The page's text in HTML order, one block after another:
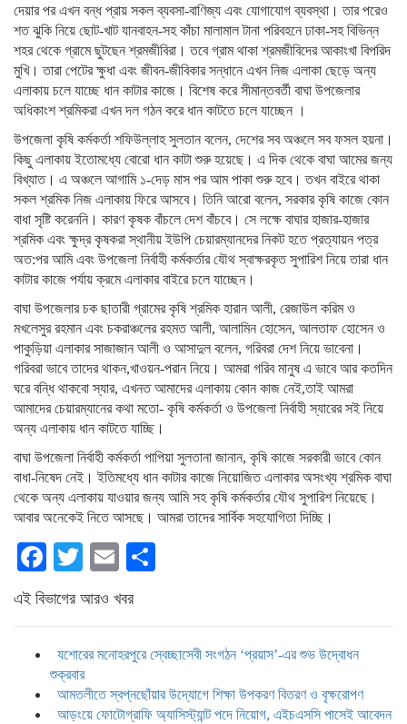
দেয়ার পর এখন বন্ধ প্রায় সকল ব্যবসা-বাণিজ্য এবং যোগাযোগ ব্যবস্থা। তার পরেও
শত ঝুকি নিয়ে ছোট-খাট যানবাহন-সহ কাঁচা মালামাল টানা পরিবহনে ঢাকা-সহ বিভিন্ন
শহর থেকে গ্রামে ছুটছেন শ্রমজীবিরা। তবে গ্রাম থাকা শ্রমজীবিদের আকাংখা বিপরিদ
মুখি। তারা পেটের ক্ষুধা এবং জীবন-জীবিকার সন্ধানে এখন নিজ এলাকা ছেড়ে অন্য
এলাকায় চলে যাচ্ছে ধান কাটার কাজে। বিশেষ করে সীমান্তবর্তী বাঘা উপজেলার
অধিকাংশ শ্রমিকরা এখন দল গঠন করে ধান কাটতে চলে যাচ্ছেন ।
উপজেলা কৃষি কর্মকর্তা শফিউল্লাহ সুলতান বলেন, দেশের সব অঞ্চলে সব ফসল হয়না।
কিছু এলাকায় ইতোমধ্যে বোরো ধান কাটা শুরু হয়েছে। এ দিক থেকে বাঘা আমের জন্য
বিখ্যাত। এ অঞ্চলে আগামি ১-দেড় মাস পর আম পাকা শুরু হবে। তখন বাইরে থাকা
সকল শ্রমিক নিজ এলাকায় ফিরে আসবে। তিনি আরো বলেন, সরকার কৃষি কাজে কোন
বাধা সৃষ্টি করেননি। কারণ কৃষক বাঁচলে দেশ বাঁচবে। সে লক্ষে বাঘার হাজার-হাজার
শ্রমিক এবং ক্ষুদ্র কৃষকরা স্থানীয় ইউপি চেয়ারম্যানদের নিকট হতে প্রত্যায়ন পত্র
অত:পর আমি এবং উপজেলা নির্বাহী কর্মকর্তার যৌথ স্বাক্ষরকৃত সুপারিশ নিয়ে তারা ধান
কাটার কাজে পর্যায় ক্রমে এলাকার বাইরে চলে যাচ্ছেন।
বাঘা উপজেলার চক ছাতারী গ্রামের কৃষি শ্রমিক হারান আলী, রেজাউল করিম ও
মখলেসুর রহমান এবং চকরাঞ্চলের রহমত আলী, আলামিন হোসেন, আলতাফ হোসেন ও
পাকুড়িয়া এলাকার সাজাজান আলী ও আসাদুল বলেন, গরিবরা দেশ নিয়ে ভাবেনা।
গরিবরা ভাবে তাদের থাকন,খাওয়ন-পরান নিয়ে। আমরা গরিব মানুষ এ ভাবে আর কতদিন
ঘরে বন্ধি থাকবো স্যার, এখনত আমাদের এলাকায় কোন কাজ নেই,তাই আমরা
আমাদের চেয়ারম্যানের কথা মতো- কৃষি কর্মকর্তা ও উপজেলা নির্বাহী স্যারের সই নিয়ে
অন্য এলাকায় ধান কাটতে যাচ্ছি।
বাঘা উপজেলা নির্বাহী কর্মকর্তা পাপিয়া সুলতানা জানান, কৃষি কাজে সরকারী ভাবে কোন
বাধা-নিষেদ নেই। ইতিমধ্যে ধান কাটার কাজে নিয়োজিত এলাকার অসংখ্য শ্রমিক বাঘা
থেকে অন্য এলাকায় যাওয়ার জন্য আমি সহ কৃষি কর্মকর্তার যৌথ সুপারিশ নিয়েছে।
আবার অনেকেই নিতে আসছে। আমরা তাদের সার্বিক সহযোগিতা দিচ্ছি।
Facebook
TwitterEmail
এই বিভাগের আরও খবর
যশোরের মনোহরপুরে স্বেচ্ছাসেবী সংগঠন ‘প্রয়াস’-এর শুভ উদ্বোধন
শুক্রবার
আমতলীতে স্বপ্নছোঁয়ার উদ্যোগে শিক্ষা উপকরণ বিতরণ ও বৃক্ষরোপণ
আড়ংয়ে ফোটোগ্রাফি অ্যাসিস্ট্যান্ট পদে নিয়োগ, এইচএসসি পাসেই আবেদন